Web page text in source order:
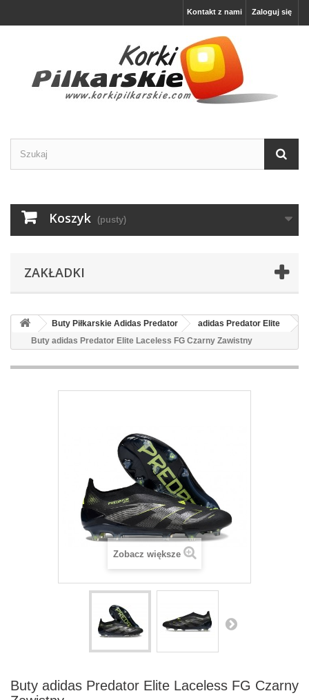
Zaloguj się
Kontakt z nami
Koszyk (pusty)
ZAKŁADKI
Buty Piłkarskie Adidas Predator
adidas Predator Elite
Buty adidas Predator Elite Laceless FG Czarny Zawistny
Zobacz większe
Buty adidas Predator Elite Laceless FG Czarny